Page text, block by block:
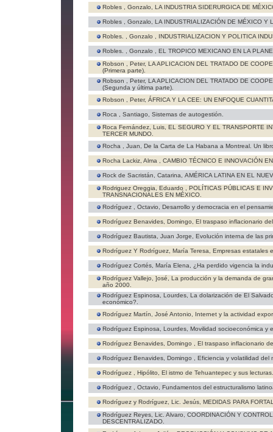
Robles , Gonzalo, LA INDUSTRIA SIDERURGICA DE
Robles , Gonzalo, LA INDUSTRIALIZACIÓN DE MÉXICO Y
Robles. , Gonzalo , INDUSTRIALIZACION Y POLITICA
Robles. , Gonzalo , EL TROPICO MEXICANO EN LA
Robson , Peter, LA APLICACION DEL TRATADO DE
(Primera parte).
Robson , Peter, LA APLICACION DEL TRATADO DE
(Segunda y última parte).
Robson , Peter, ÁFRICA Y LA CEE: UN ENFOQUE
Roca , Santiago, Sistemas de autogestión.
Roca Fernández, Luis, EL SEGURO Y EL TRANSPORTE
TERCER MUNDO.
Rocha , Juan, De la Carta de La Habana a Montreal. Un
Rocha Lackiz, Alma , CAMBIO TÉCNICO E INNOVACIÓN
Rock de Sacristán, Catarina, AMÉRICA LATINA EN EL
Rodriguez Oreggia, Eduardo , POLÍTICAS PÚBLICAS E
TRANSNACIONALES EN MÉXICO.
Rodríguez , Octavio, Desarrollo y democracia en el
Rodríguez Benavides, Domingo, El traspaso inflacionario
Rodríguez Bautista, Juan Jorge, Evolución interna de las
Rodríguez Y Rodríguez, María Teresa, Empresas estatales
Rodríguez Cortés, María Elena, ¿Ha perdido vigencia la
Rodríguez Vallejo, ]osé, La producción y la demanda de
año 2000.
Rodríguez Espinosa, Lourdes, La dolarización de El
económico?.
Rodríguez Martín, José Antonio, Internet y la actividad
Rodríguez Espinosa, Lourdes, Movilidad socioeconómica y
Rodríguez Benavides, Domingo , El traspaso inflacionario
Rodríguez Benavides, Domingo , Eficiencia y volatilidad del
Rodríguez , Hipólito, El istmo de Tehuantepec y sus lecturas.
Rodríguez , Octavio, Fundamentos del estructuralismo
Rodríguez y Rodríguez, Lic. Jesús, MEDIDAS PARA
Rodríguez Reyes, Lic. Alvaro, COORDINACIÓN Y
DESCENTRALIZADO.